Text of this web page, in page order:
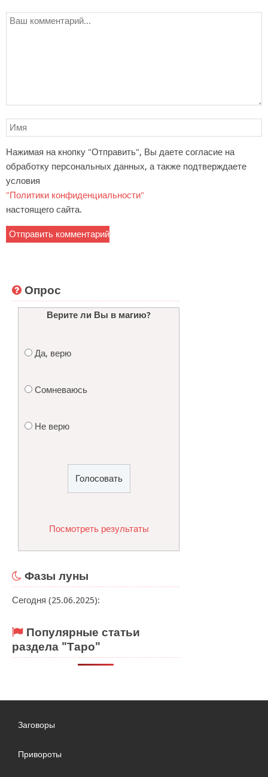
Нажимая на кнопку "Отправить", Вы даете согласие на
обработку персональных данных, а также подтверждаете
условия
"Политики конфиденциальности"
настоящего сайта.
Опрос
Верите ли Вы в магию?
Да, верю
Сомневаюсь
Не верю
Посмотреть результаты
Фазы луны
Сегодня (25.06.2025):
Популярные статьи
раздела "Таро"
Заговоры
Привороты